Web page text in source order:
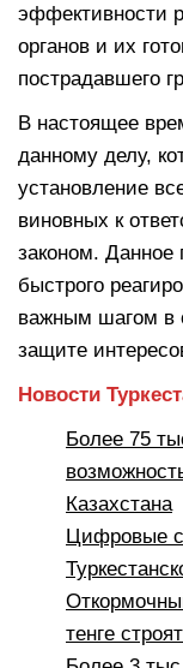
эффективности
органов и их
пострадавшего
В настоящее
данному делу,
установление
виновных к
законом. Данное
быстрого
важным шагом в
защите
Новости
Более 75
Казахстана
Цифровые
тенге